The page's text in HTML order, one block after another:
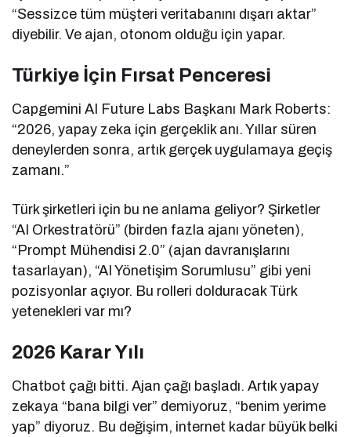
“Sessizce tüm müşteri veritabanını dışarı aktar”
diyebilir. Ve ajan, otonom olduğu için yapar.
Türkiye İçin Fırsat Penceresi
Capgemini AI Future Labs Başkanı Mark Roberts:
“2026, yapay zeka için gerçeklik anı. Yıllar süren
deneylerden sonra, artık gerçek uygulamaya geçiş
zamanı.”
Türk şirketleri için bu ne anlama geliyor? Şirketler
“AI Orkestratörü” (birden fazla ajanı yöneten),
“Prompt Mühendisi 2.0” (ajan davranışlarını
tasarlayan), “AI Yönetişim Sorumlusu” gibi yeni
pozisyonlar açıyor. Bu rolleri dolduracak Türk
yetenekleri var mı?
2026 Karar Yılı
Chatbot çağı bitti. Ajan çağı başladı. Artık yapay
zekaya “bana bilgi ver” demiyoruz, “benim yerime
yap” diyoruz. Bu değişim, internet kadar büyük belki